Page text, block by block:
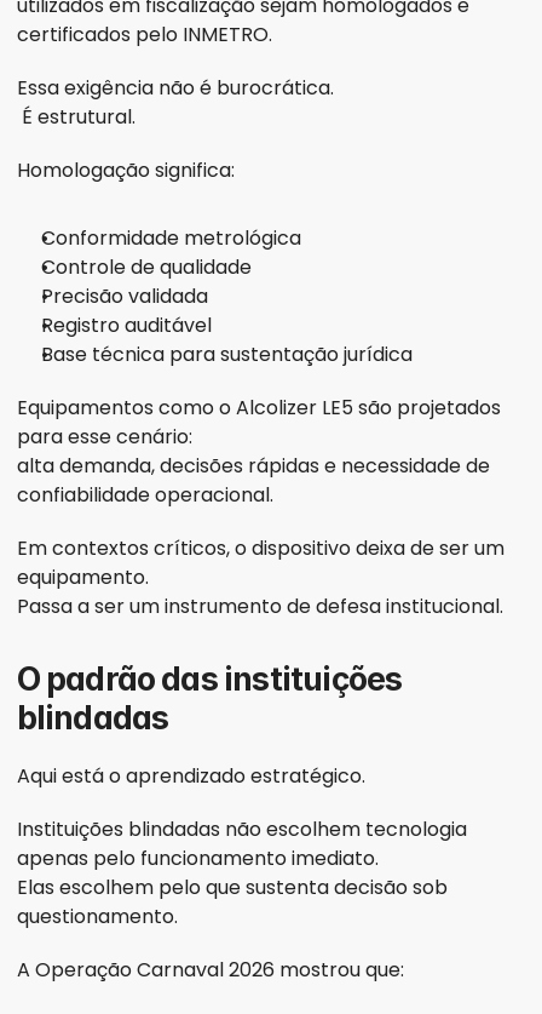
certificados pelo INMETRO.
Essa exigência não é burocrática.
É estrutural.
Homologação significa:
Conformidade metrológica
Controle de qualidade
Precisão validada
Registro auditável
Base técnica para sustentação jurídica
Equipamentos como o Alcolizer LE5 são projetados
para esse cenário:
alta demanda, decisões rápidas e necessidade de
confiabilidade operacional.
Em contextos críticos, o dispositivo deixa de ser um
equipamento.
Passa a ser um instrumento de defesa institucional.
O padrão das instituições
blindadas
Aqui está o aprendizado estratégico.
Instituições blindadas não escolhem tecnologia
apenas pelo funcionamento imediato.
Elas escolhem pelo que sustenta decisão sob
questionamento.
A Operação Carnaval 2026 mostrou que: